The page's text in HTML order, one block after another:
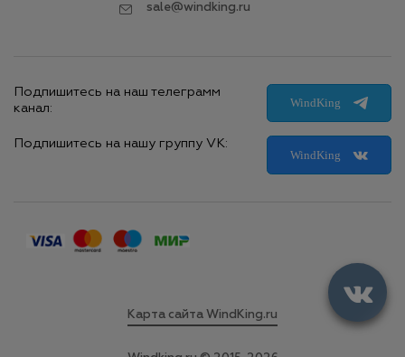
sale@windking.ru
Подпишитесь на наш телеграмм
канал:
WindKing
Подпишитесь на нашу группу VK:
WindKing
Карта сайта WindKing.ru